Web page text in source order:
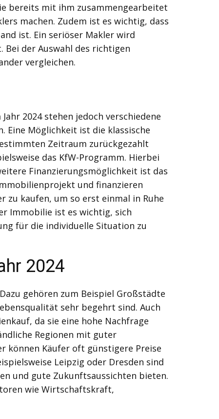
bereits mit ihm zusammengearbeitet
machen. Zudem ist es wichtig, dass
ist. Ein seriöser Makler wird
der Auswahl des richtigen
vergleichen.
2024 stehen jedoch verschiedene
Eine Möglichkeit ist die klassische
Zeitraum zurückgezahlt
das KfW-Programm. Hierbei
Finanzierungsmöglichkeit ist das
und finanzieren
zu kaufen, um so erst einmal in Ruhe
Immobilie ist es wichtig, sich
für die individuelle Situation zu
2024
gehören zum Beispiel Großstädte
sehr begehrt sind. Auch
da sie eine hohe Nachfrage
Regionen mit guter
Käufer oft günstigere Preise
Leipzig oder Dresden sind
und gute Zukunftsaussichten bieten.
wie Wirtschaftskraft,